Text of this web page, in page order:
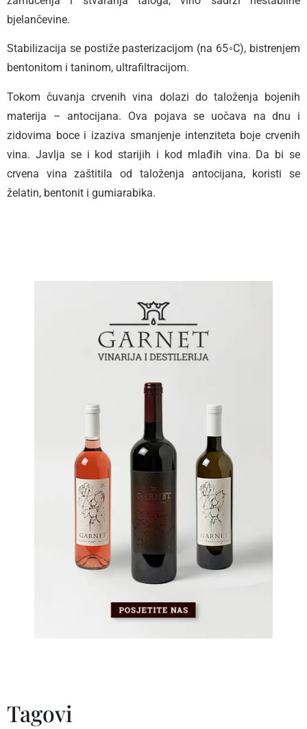
bjelančevine.
Stabilizacija se postiže pasterizacijom (na 65◦C), bistrenjem
bentonitom i taninom, ultrafiltracijom.
Tokom čuvanja crvenih vina dolazi do taloženja bojenih
materija – antocijana. Ova pojava se uočava na dnu i
zidovima boce i izaziva smanjenje intenziteta boje crvenih
vina. Javlja se i kod starijih i kod mlađih vina. Da bi se
crvena vina zaštitila od taloženja antocijana, koristi se
želatin, bentonit i gumiarabika.
Tagovi